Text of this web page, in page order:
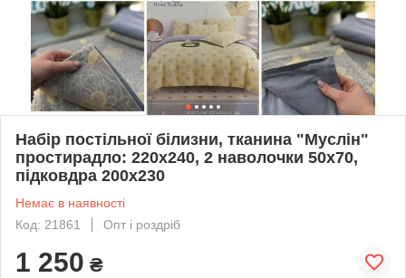
Набір постільної білизни, тканина "Муслін"
простирадло: 220х240, 2 наволочки 50х70,
підковдра 200х230
Немає в наявності
Код: 21861
Опт і роздріб
1 250 ₴